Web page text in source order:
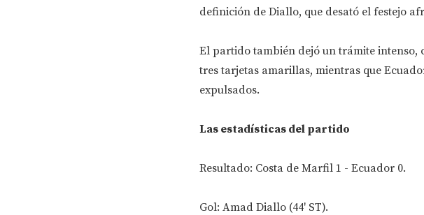
definición de Diallo, que desató el festejo
El partido también dejó un trámite intenso,
tres tarjetas amarillas, mientras que
expulsados.
Las estadísticas del partido
Resultado: Costa de Marfil 1 - Ecuador 0.
Gol: Amad Diallo (44' ST).